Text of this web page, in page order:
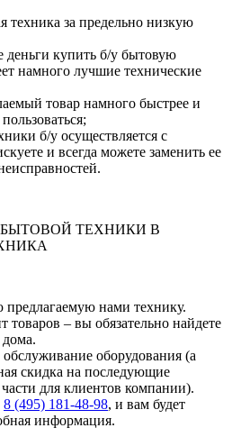
техника за предельно низкую
деньги купить б/у бытовую
намного лучшие технические
товар намного быстрее и
б/у осуществляется с
и всегда можете заменить ее
ТЕХНИКИ В
нами технику.
товаров – вы обязательно найдете
дома.
оборудования (а
скидка на последующие
для клиентов компании).
8 (495) 181-48-98, и вам будет
информация.